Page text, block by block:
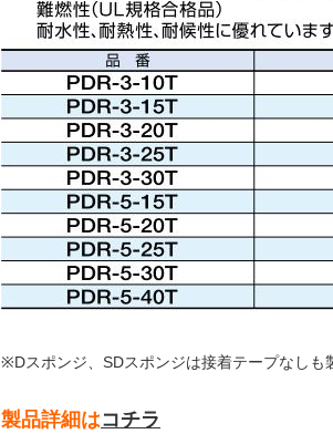
※Dスポンジ、SDスポンジは接着テープなしも
製品詳細はコチラ